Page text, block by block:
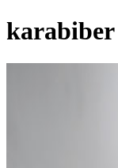
karabiber